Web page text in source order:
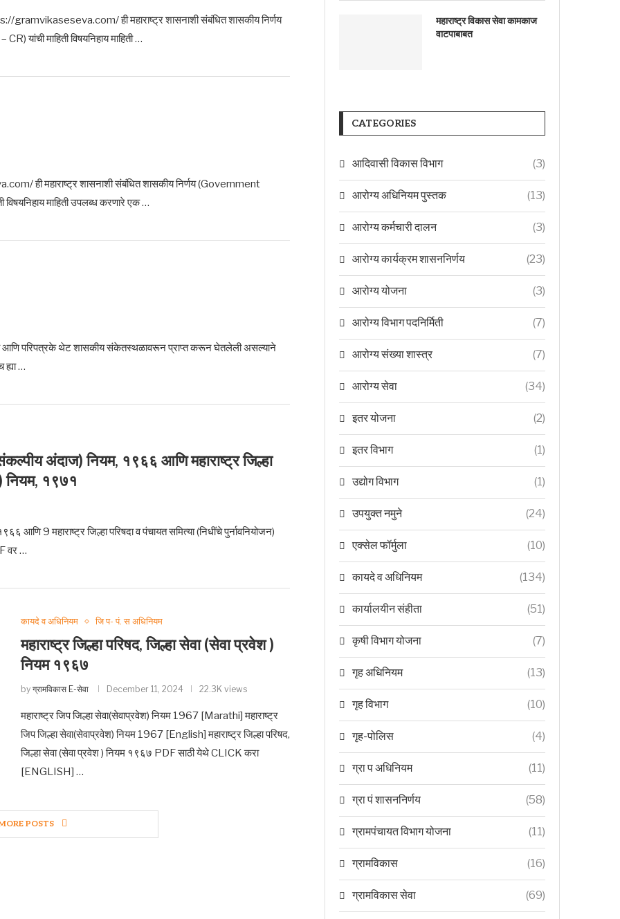
gramvikaseseva.com/ ही महाराष्ट्र शासनाशी संबंधित शासकीय निर्णय
माहिती विषयनिहाय माहिती …
ही महाराष्ट्र शासनाशी संबंधित शासकीय निर्णय (Government
माहिती उपलब्ध करणारे एक …
आणि परिपत्रके थेट शासकीय संकेतस्थळावरून प्राप्त करून घेतलेली असल्याने
ह्या …
अंदाज) नियम, १९६६ आणि महाराष्ट्र जिल्हा
नियम, १९७१
आणि 9 महाराष्ट्र जिल्हा परिषदा व पंचायत समित्या (निधींचे पुर्नावनियोजन)
वर …
कायदे व अधिनियम जि प- पं. स अधिनियम
महाराष्ट्र जिल्हा परिषद, जिल्हा सेवा (सेवा प्रवेश )
नियम १९६७
by ग्रामविकास E-सेवा December 11, 2024 22.3K views
महाराष्ट्र जिप जिल्हा सेवा(सेवाप्रवेश) नियम 1967 [Marathi] महाराष्ट्र
जिप जिल्हा सेवा(सेवाप्रवेश) नियम 1967 [English] महाराष्ट्र जिल्हा परिषद,
जिल्हा सेवा (सेवा प्रवेश ) नियम १९६७ PDF साठी येथे CLICK करा
[ENGLISH] …
POSTS
महाराष्ट्र विकास सेवा कामकाज
वाटपाबाबत
CATEGORIES
आदिवासी विकास विभाग (3)
आरोग्य अधिनियम पुस्तक (13)
आरोग्य कर्मचारी दालन (3)
आरोग्य कार्यक्रम शासननिर्णय (23)
आरोग्य योजना (3)
आरोग्य विभाग पदनिर्मिती (7)
आरोग्य संख्या शास्त्र (7)
आरोग्य सेवा (34)
इतर योजना (2)
इतर विभाग (1)
उद्योग विभाग (1)
उपयुक्त नमुने (24)
एक्सेल फॉर्मुला (10)
कायदे व अधिनियम (134)
कार्यालयीन संहीता (51)
कृषी विभाग योजना (7)
गृह अधिनियम (13)
गृह विभाग (10)
गृह-पोलिस (4)
ग्रा प अधिनियम (11)
ग्रा पं शासननिर्णय (58)
ग्रामपंचायत विभाग योजना (11)
ग्रामविकास (16)
ग्रामविकास सेवा (69)